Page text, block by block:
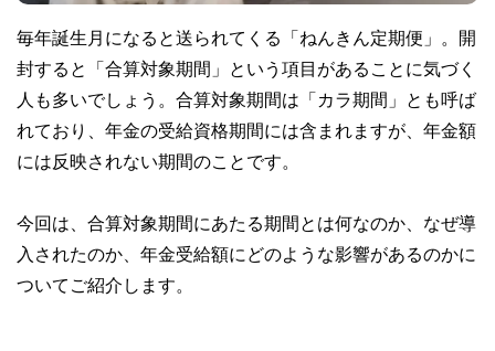
毎年誕生月になると送られてくる「ねんきん定期便」。開
封すると「合算対象期間」という項目があることに気づく
人も多いでしょう。合算対象期間は「カラ期間」とも呼ば
れており、年金の受給資格期間には含まれますが、年金額
には反映されない期間のことです。
今回は、合算対象期間にあたる期間とは何なのか、なぜ導
入されたのか、年金受給額にどのような影響があるのかに
ついてご紹介します。